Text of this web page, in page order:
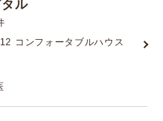
ル
コンフォータブルハウス